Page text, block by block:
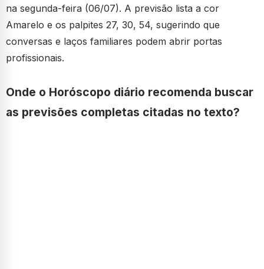
na segunda-feira (06/07). A previsão lista a cor
Amarelo e os palpites 27, 30, 54, sugerindo que
conversas e laços familiares podem abrir portas
profissionais.
Onde o Horóscopo diário recomenda buscar
as previsões completas citadas no texto?